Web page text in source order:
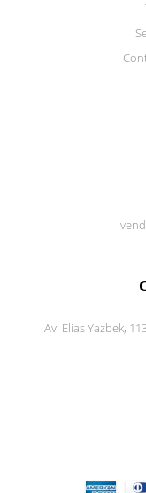
Av. Elias Yazbek,